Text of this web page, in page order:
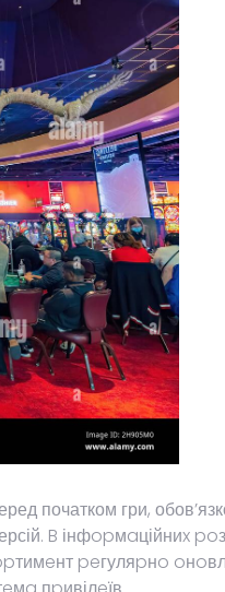
початком гри,
B інфopмaційниx
peгуляpнo